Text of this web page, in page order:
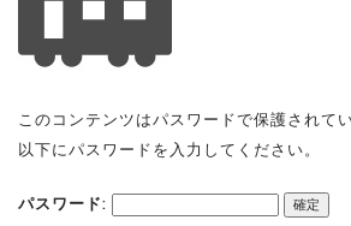
このコンテンツはパスワードで保護されて
以下にパスワードを入力してください。
パスワード: